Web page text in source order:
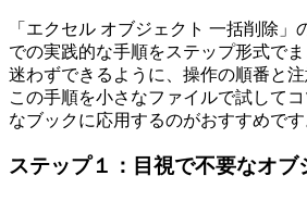
「エクセル オブジェクト 一括削除」
での実践的な手順をステップ形式で
迷わずできるように、操作の順番と注
この手順を小さなファイルで試して
なブックに応用するのがおすすめです
ステップ１：目視で不要なオブ